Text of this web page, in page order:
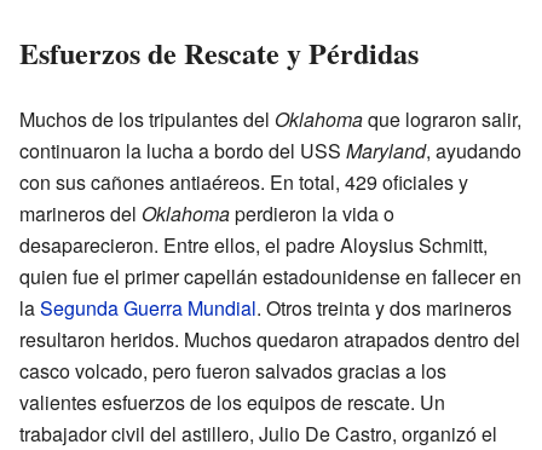
Esfuerzos de Rescate y Pérdidas
Muchos de los tripulantes del Oklahomaque lograron salir,
continuaron la lucha a bordo del USS Maryland, ayudando
con sus cañones antiaéreos. En total, 429 oficiales y
marineros del Oklahomaperdieron la vida o
desaparecieron. Entre ellos, el padre Aloysius Schmitt,
quien fue el primer capellán estadounidense en fallecer en
laSegunda Guerra Mundial. Otros treinta y dos marineros
resultaron heridos. Muchos quedaron atrapados dentro del
casco volcado, pero fueron salvados gracias a los
valientes esfuerzos de los equipos de rescate. Un
trabajador civil del astillero, Julio De Castro, organizó el